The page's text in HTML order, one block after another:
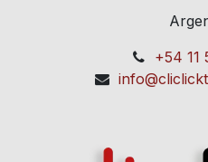
+54 11